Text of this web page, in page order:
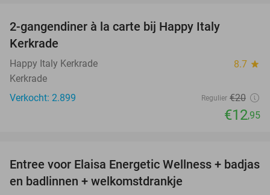
2-gangendiner à la carte bij Happy Italy
Kerkrade
Happy Italy Kerkrade 8.7 star
Kerkrade
Verkocht: 2.899
Regulier €20
€12,95
34%
Entree voor Elaisa Energetic Wellness + badjas
en badlinnen + welkomstdrankje